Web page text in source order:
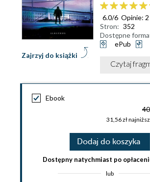
Zajrzyj do książki
6.0/6 Opinie: 2
Stron: 352
Dostępne
ePub
Czytaj
Ebook
31,56 zł
Dodaj do koszyka
Dostępny natychmiast po
lub